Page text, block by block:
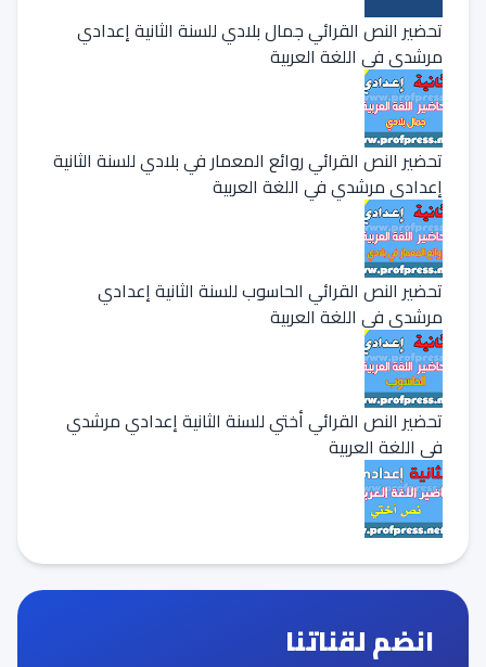
تحضير النص القرائي جمال بلادي للسنة الثانية إعدادي
مرشدي في اللغة العربية
تحضير النص القرائي روائع المعمار في بلادي للسنة الثانية
إعدادي مرشدي في اللغة العربية
تحضير النص القرائي الحاسوب للسنة الثانية إعدادي
مرشدي في اللغة العربية
تحضير النص القرائي أختي للسنة الثانية إعدادي مرشدي
في اللغة العربية
انضم لقناتنا